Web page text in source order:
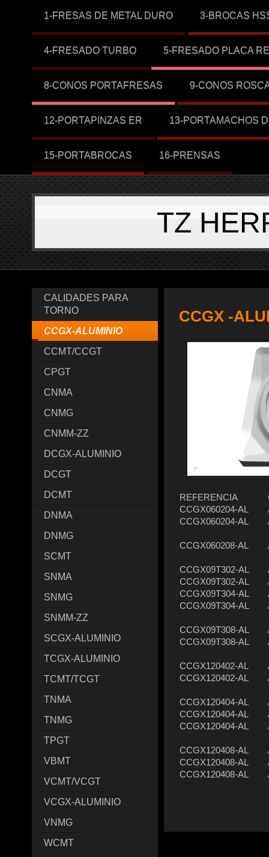
1-FRESAS DE METAL DURO 3-BROCAS
4-FRESADO TURBO 5-FRESADO PLACA
8-CONOS PORTAFRESAS 9-CONOS
12-PORTAPINZAS ER 13-PORTAMACHOS
15-PORTABROCAS 16-PRENSAS
TZ
CALIDADES PARA
TORNO
CCGX-ALUMINIO
CCMT/CCGT
CPGT
CNMA
CNMG
CNMM-ZZ
DCGX-ALUMINIO
DCGT
DCMT
DNMA
DNMG
SCMT
SNMA
SNMG
SNMM-ZZ
SCGX-ALUMINIO
TCGX-ALUMINIO
TCMT/TCGT
TNMA
TNMG
TPGT
VBMT
VCMT/VCGT
VCGX-ALUMINIO
VNMG
WCMT
CCGX -
REFERENCIA
CCGX060204-AL
CCGX060204-AL
CCGX060208-AL
CCGX09T302-AL
CCGX09T302-AL
CCGX09T304-AL
CCGX09T304-AL
CCGX09T308-AL
CCGX09T308-AL
CCGX120402-AL
CCGX120402-AL
CCGX120404-AL
CCGX120404-AL
CCGX120404-AL
CCGX120408-AL
CCGX120408-AL
CCGX120408-AL